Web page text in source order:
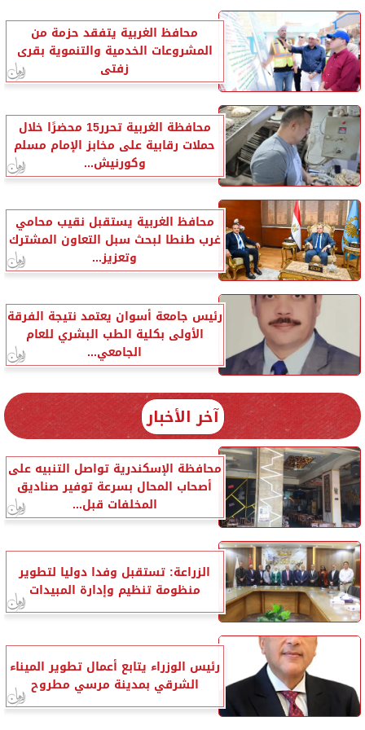
محافظ الغربية يتفقد حزمة من
المشروعات الخدمية والتنموية بقرى
زفتى
محافظة الغربية تحرر15 محضرًا خلال
حملات رقابية على مخابز الإمام مسلم
وكورنيش...
محافظ الغربية يستقبل نقيب محامي
غرب طنطا لبحث سبل التعاون المشترك
وتعزيز...
رئيس جامعة أسوان يعتمد نتيجة الفرقة
الأولى بكلية الطب البشري للعام
الجامعي...
آخر الأخبار
محافظة الإسكندرية تواصل التنبيه على
أصحاب المحال بسرعة توفير صناديق
المخلفات قبل...
الزراعة: تستقبل وفدا دوليا لتطوير
منظومة تنظيم وإدارة المبيدات
رئيس الوزراء يتابع أعمال تطوير الميناء
الشرقي بمدينة مرسي مطروح